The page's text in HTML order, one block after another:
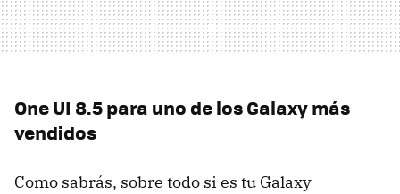
One UI 8.5 para uno de los Galaxy más
vendidos
Como sabrás, sobre todo si es tu Galaxy